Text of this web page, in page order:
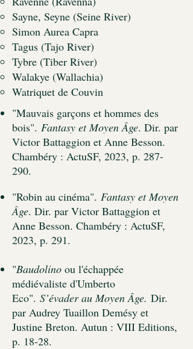
Sayne, Seyne (Seine River)
Simon Aurea Capra
Tagus (Tajo River)
Tybre (Tiber River)
Walakye (Wallachia)
Watriquet de Couvin
"Mauvais garçons et hommes des
bois". Fantasy et Moyen Âge. Dir. par
Victor Battaggion et Anne Besson.
Chambéry : ActuSF, 2023, p. 287-
290.
"Robin au cinéma". Fantasy et Moyen
Âge. Dir. par Victor Battaggion et
Anne Besson. Chambéry : ActuSF,
2023, p. 291.
"Baudolino ou l'échappée
médiévaliste d'Umberto
Eco". S’évader au Moyen Âge. Dir.
par Audrey Tuaillon Demésy et
Justine Breton. Autun : VIII Editions,
p. 18-28.